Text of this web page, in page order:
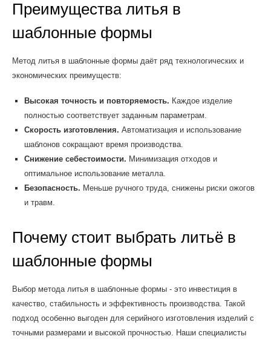
Преимущества литья в
шаблонные формы
Метод литья в шаблонные формы даёт ряд технологических и
экономических преимуществ:
Высокая точность и повторяемость. Каждое изделие
полностью соответствует заданным параметрам.
Скорость изготовления. Автоматизация и использование
шаблонов сокращают время производства.
Снижение себестоимости. Минимизация отходов и
оптимальное использование металла.
Безопасность. Меньше ручного труда, снижены риски ожогов
и травм.
Почему стоит выбрать литьё в
шаблонные формы
Выбор метода литья в шаблонные формы - это инвестиция в
качество, стабильность и эффективность производства. Такой
подход особенно выгоден для серийного изготовления изделий с
точными размерами и высокой прочностью. Наши специалисты